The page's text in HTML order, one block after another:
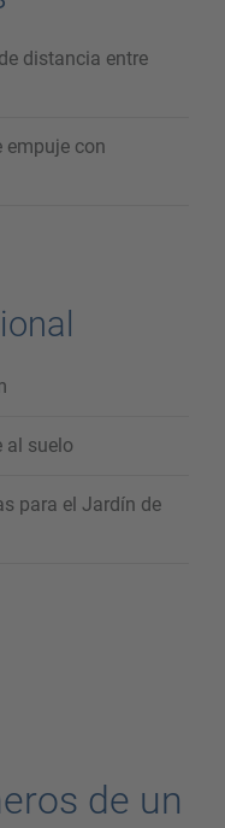
distancia entre
empuje con
al suelo
para el Jardín de
de un